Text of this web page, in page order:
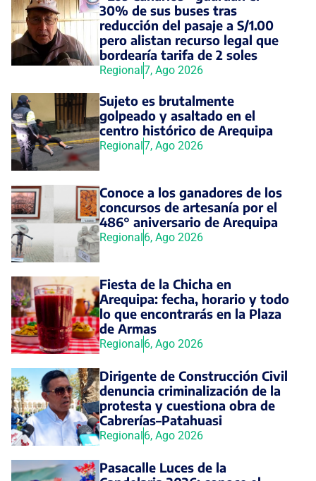
30% de sus buses tras
reducción del pasaje a S/1.00
pero alistan recurso legal que
bordearía tarifa de 2 soles
Regional7, Ago 2026
Sujeto es brutalmente
golpeado y asaltado en el
centro histórico de Arequipa
Regional7, Ago 2026
Conoce a los ganadores de los
concursos de artesanía por el
486° aniversario de Arequipa
Regional6, Ago 2026
Fiesta de la Chicha en
Arequipa: fecha, horario y todo
lo que encontrarás en la Plaza
de Armas
Regional6, Ago 2026
Dirigente de Construcción Civil
denuncia criminalización de la
protesta y cuestiona obra de
Cabrerías–Patahuasi
Regional6, Ago 2026
Pasacalle Luces de la